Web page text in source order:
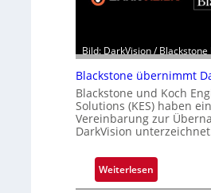
Bild: DarkVision / Blackstone
Blackstone übernimmt
Blackstone und Koch
Solutions (KES) haben
Vereinbarung zur
DarkVision
Weiterlesen:
B